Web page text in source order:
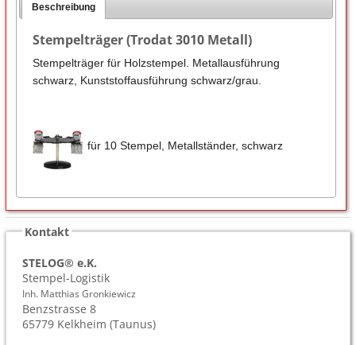
Beschreibung
Stempelträger (Trodat 3010 Metall)
Stempelträger für Holzstempel. Metallausführung
schwarz, Kunststoffausführung schwarz/grau.
für 10 Stempel, Metallständer, schwarz
Kontakt
STELOG® e.K.
Stempel-Logistik
Inh. Matthias Gronkiewicz
Benzstrasse 8
65779 Kelkheim (Taunus)